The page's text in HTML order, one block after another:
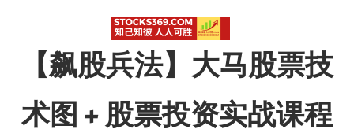
【飙股兵法】大马股票技
术图 + 股票投资实战课程